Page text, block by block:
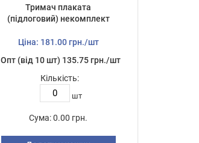
Тримач плаката
(підлоговий) некомплект
Ціна: 181.00 грн./шт
Опт (від 10 шт) 135.75 грн./шт
Кількість:
шт
Сума: 0.00 грн.